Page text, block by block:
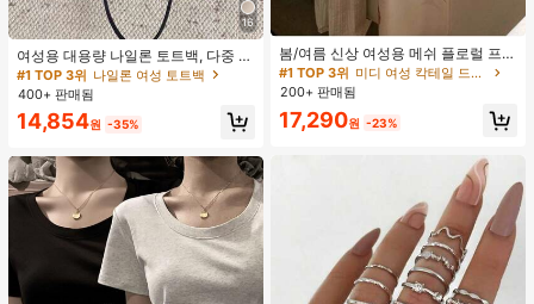
16
여성용 대용량 나일론 토트백, 다중 지
퍼 포켓, 방수 숄더 핸드백, 사무실 노
트북, 일상 출퇴근, 쇼핑에 적합
#1 TOP 3위 나일론 여성 토트백
400+ 판매됨
14,854원 -35%
봄/여름 신상 여성용 메쉬 플로럴 프린
트 드레스, 브이넥, 휴가 스타일, 섹시
한 비치 파티 댄스 드레스, 스파게티
스트랩 웨딩 가을
#1 TOP 3위
재고 2개 남음
#1 TOP 3위
미디 여성 칵테일 드레스
재고 2개 남음
#1 TOP 3위
미디 여성 칵테일 드레스
재고 2개 남음
#1 TOP 3위
재고 2개 남음
200+ 판매됨
17,290원 -23%